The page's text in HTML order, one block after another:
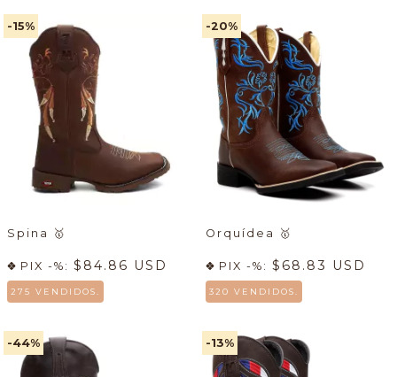
-15%
Spina 🥇
PIX -%: $84.86 USD
275 VENDIDOS.
-20%
Orquídea 🥇
PIX -%: $68.83 USD
320 VENDIDOS.
-44% -13%